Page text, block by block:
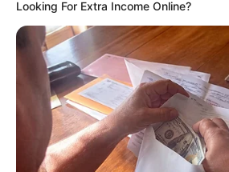
El mejor alpinista del mundo
cumbre; quería callar a sus
una avalancha
FAMOSOS